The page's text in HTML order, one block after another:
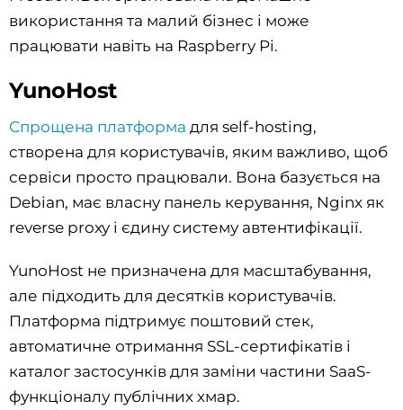
використання та малий бізнес і може
працювати навіть на Raspberry Pi.
YunoHost
Спрощена платформа для self-hosting,
створена для користувачів, яким важливо, щоб
сервіси просто працювали. Вона базується на
Debian, має власну панель керування, Nginx як
reverse proxy і єдину систему автентифікації.
YunoHost не призначена для масштабування,
але підходить для десятків користувачів.
Платформа підтримує поштовий стек,
автоматичне отримання SSL-сертифікатів і
каталог застосунків для заміни частини SaaS-
функціоналу публічних хмар.